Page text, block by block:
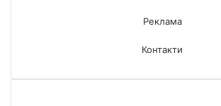
Реклама
Контакти